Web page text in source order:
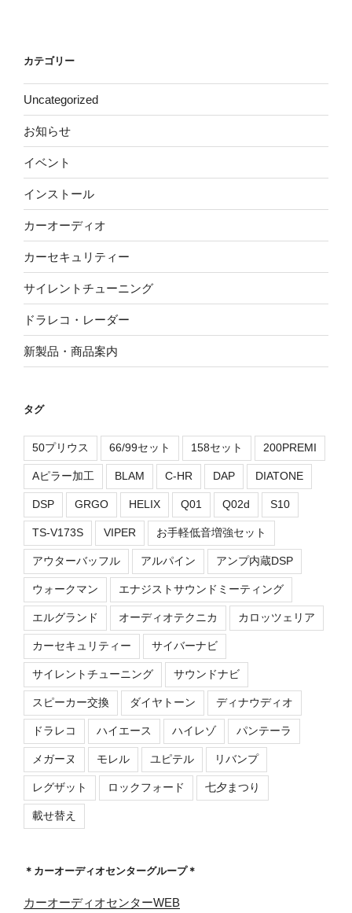
カテゴリー
Uncategorized
お知らせ
イベント
インストール
カーオーディオ
カーセキュリティー
サイレントチューニング
ドラレコ・レーダー
新製品・商品案内
タグ
50プリウス 66/99セット 158セット 200PREMI
Aピラー加工 BLAM C-HR DAP DIATONE
DSP GRGO HELIX Q01 Q02d S10
TS-V173S VIPER お手軽低音増強セット
アウターバッフル アルパイン アンプ内蔵DSP
ウォークマン エナジストサウンドミーティング
エルグランド オーディオテクニカ カロッツェリア
カーセキュリティー サイバーナビ
サイレントチューニング サウンドナビ
スピーカー交換 ダイヤトーン ディナウディオ
ドラレコ ハイエース ハイレゾ パンテーラ
メガーヌ モレル ユピテル リバンプ
レグザット ロックフォード 七夕まつり
載せ替え
＊カーオーディオセンターグループ＊
カーオーディオセンターWEB